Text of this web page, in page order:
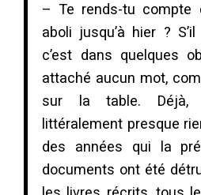
– Te rends-tu compte
aboli jusqu’à hier ?
c’est dans quelques
attaché aucun mot,
sur la table. Déjà,
littéralement presque
des années qui la
documents ont été